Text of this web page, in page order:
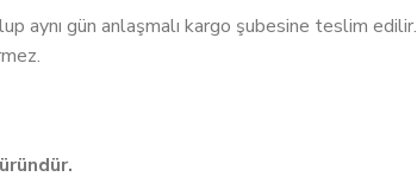
aynı gün anlaşmalı kargo şubesine teslim edilir.